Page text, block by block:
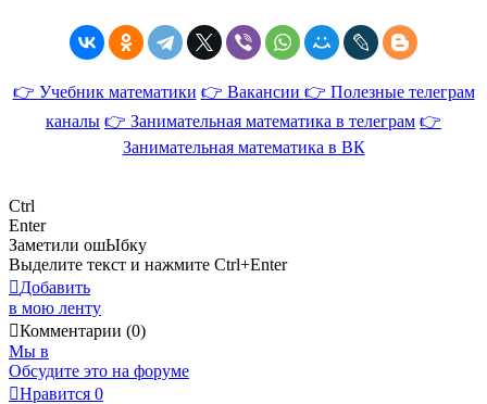
👉 Учебник математики 👉 Вакансии 👉 Полезные телеграм
каналы 👉 Занимательная математика в телеграм 👉
Занимательная математика в ВК
Ctrl
Enter
Заметили ошЫбку
Выделите текст и нажмите Ctrl+Enter
Добавить
в мою ленту
Комментарии (0)
Мы в
Обсудите это на форуме
Нравится 0